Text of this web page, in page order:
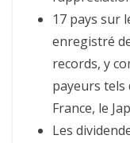
17 pays sur
enregistré
records, y
payeurs tels
France, le
Les